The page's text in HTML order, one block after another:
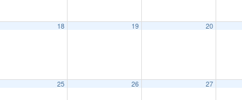
18 19 20
25 26 27